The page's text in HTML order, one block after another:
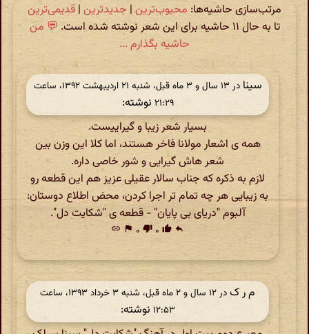
مرتب‌سازی حاشیه‌ها: محبوب‌ترین | جدیدترین | قدیمی‌ترین
تا به حال ۱۱ حاشیه برای این شعر نوشته شده است.
💬 من
حاشیه بگذارم ...
سینا
در ‫۱۳ سال و ۳ ماه قبل، شنبه ۲۱ اردیبهشت ۱۳۹۲، ساعت
۲۱:۲۹ نوشته:
بسیار شعر زیبا و گیراییست.
همه ی اشعار مولانا فاخر هستند، اما کلا این وزن بین
شعر هاش گیرایی و شور خاصی داره.
لازم به ذکره که جناب سالار عقیلی عزیز هم این قطعه رو
به زیبایی هر چه تمام تر اجرا کردن، محض اطلاع دوستان:
آلبوم "دریای بی پایان" - قطعه ی "شکایت دل".
reply
thumb_up ۰ thumb_down ۰ flag
link
م ر ک
در ‫۱۲ سال و ۲ ماه قبل، شنبه ۳ خرداد ۱۳۹۳، ساعت
۱۲:۵۳ نوشته: